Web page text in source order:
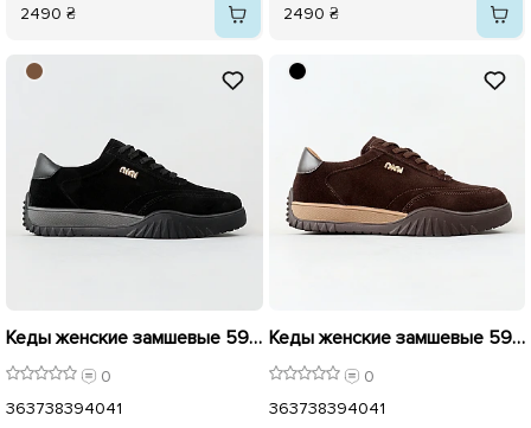
2490 ₴ 2490 ₴
Кеды женские замшевые 596209 Черные
0
363738394041
Кеды женские замшевые 596170 Шоколад
0
363738394041